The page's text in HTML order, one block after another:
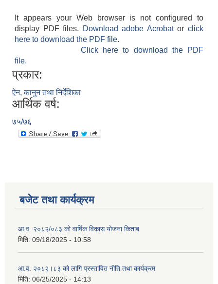
It appears your Web browser is not configured to
display PDF files.
Download adobe Acrobatorclick
here to download the PDF file.
Click here to download the PDF
file.
प्रकार:
ऐन, कानुन तथा निर्देशिका
आर्थिक वर्ष:
७५/७६
बजेट तथा कार्यक्रम
आ.व. २०८२/०८३ को वार्षिक विकास योजना किताब
मिति: 09/18/2025 - 10:58
आ.व. २०८२।८३ को लागि प्रस्तावित नीति तथा कार्यक्रम
मिति: 06/25/2025 - 14:13